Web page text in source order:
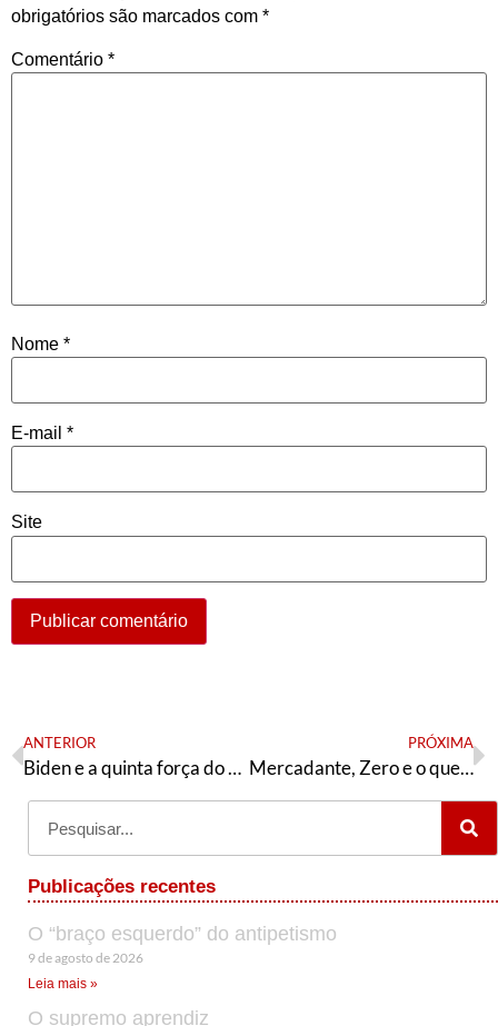
obrigatórios são marcados com *
Comentário *
Nome *
E-mail *
Site
ANTERIOR
Biden e a quinta força do universo
PRÓXIMA
Mercadante, Zero e o que precisamos enterrar
Publicações recentes
O “braço esquerdo” do antipetismo
9 de agosto de 2026
Leia mais »
O supremo aprendiz